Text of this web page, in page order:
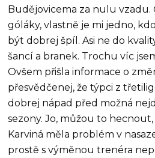
Budějovicema za nulu vzadu.
góláky, vlastně je mi jedno,
být dobrej špíl. Asi ne do
šancí a branek. Trochu víc
Ovšem přišla informace o
přesvědčenej, že týpci z
dobrej nápad před možná
sezony. Jo, můžou to
Karviná měla problém v
prostě s výměnou trenéra